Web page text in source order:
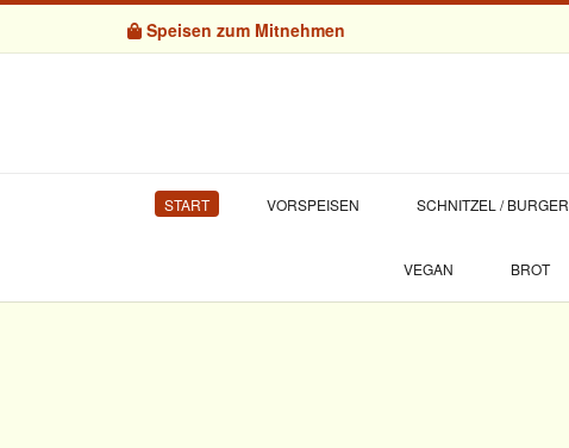
Speisen zum Mitnehmen
START VORSPEISEN SCHNITZEL / BURGER
VEGAN BROT